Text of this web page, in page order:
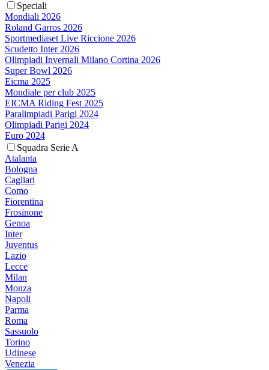
Speciali
Mondiali 2026
Roland Garros 2026
Sportmediaset Live Riccione 2026
Scudetto Inter 2026
Olimpiadi Invernali Milano Cortina 2026
Super Bowl 2026
Eicma 2025
Mondiale per club 2025
EICMA Riding Fest 2025
Paralimpiadi Parigi 2024
Olimpiadi Parigi 2024
Euro 2024
Squadra Serie A
Atalanta
Bologna
Cagliari
Como
Fiorentina
Frosinone
Genoa
Inter
Juventus
Lazio
Lecce
Milan
Monza
Napoli
Parma
Roma
Sassuolo
Torino
Udinese
Venezia